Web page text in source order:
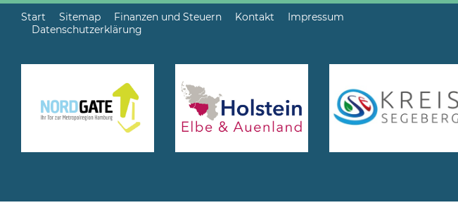
Start Sitemap Finanzen und Steuern Kontakt
Impressum
Datenschutzerklärung